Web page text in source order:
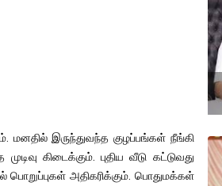
இருந்துவந்த குழப்பங்கள் நீங்கி
கிடைக்கும். புதிய வீடு கட்டுவது
அதிகரிக்கும். பொதுமக்கள்